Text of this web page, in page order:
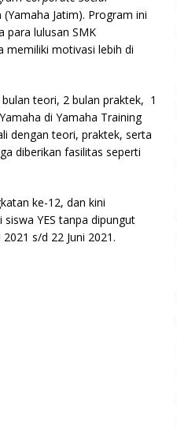
Jatim). Program ini
para lulusan SMK
memiliki motivasi lebih di
bulan teori, 2 bulan praktek, 1
di Yamaha Training
dengan teori, praktek, serta
diberikan fasilitas seperti
ke-12, dan kini
YES tanpa dipungut
s/d 22 Juni 2021.